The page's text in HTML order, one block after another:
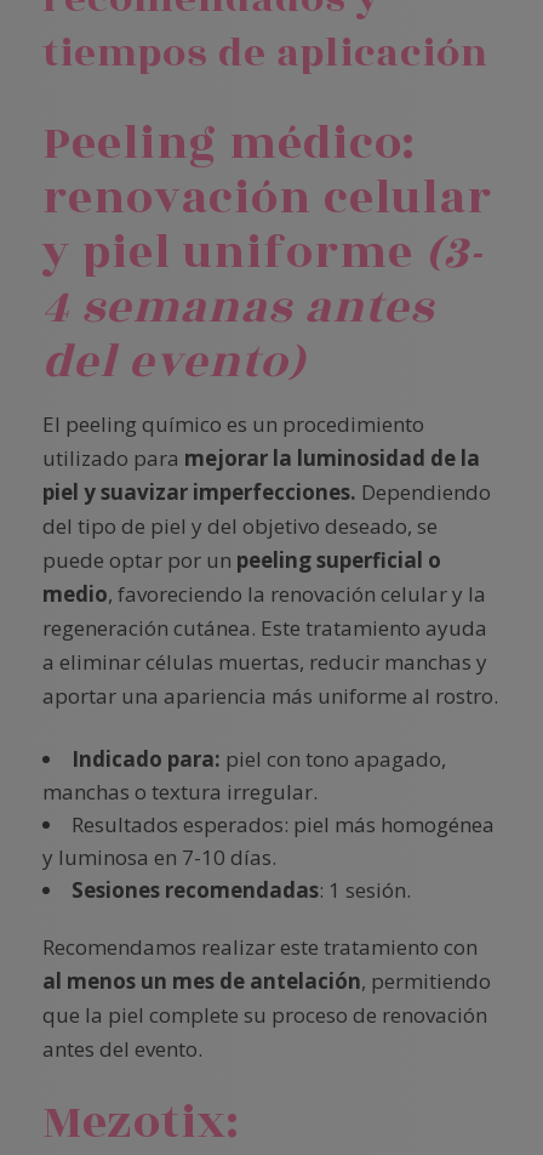
tiempos de aplicación
Peeling médico:
renovación celular
y piel uniforme (3-
4 semanas antes
del evento)
El peeling químico es un procedimiento
utilizado para mejorar la luminosidad de la
piel y suavizar imperfecciones. Dependiendo
del tipo de piel y del objetivo deseado, se
puede optar por un peeling superficial o
medio, favoreciendo la renovación celular y la
regeneración cutánea. Este tratamiento ayuda
a eliminar células muertas, reducir manchas y
aportar una apariencia más uniforme al rostro.
Indicado para: piel con tono apagado,
manchas o textura irregular.
Resultados esperados: piel más homogénea
y luminosa en 7-10 días.
Sesiones recomendadas: 1 sesión.
Recomendamos realizar este tratamiento con
al menos un mes de antelación, permitiendo
que la piel complete su proceso de renovación
antes del evento.
Mezotix: